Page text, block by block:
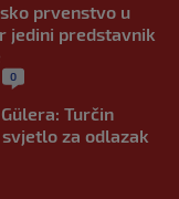
prvenstvo u
jedini predstavnik
0
Turčin
za odlazak